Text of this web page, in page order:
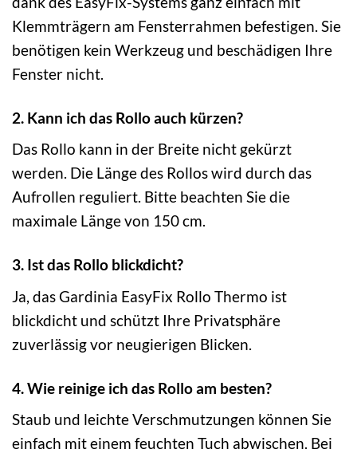
Klemmträgern am Fensterrahmen befestigen. Sie
benötigen kein Werkzeug und beschädigen Ihre
Fenster nicht.
2. Kann ich das Rollo auch kürzen?
Das Rollo kann in der Breite nicht gekürzt
werden. Die Länge des Rollos wird durch das
Aufrollen reguliert. Bitte beachten Sie die
maximale Länge von 150 cm.
3. Ist das Rollo blickdicht?
Ja, das Gardinia EasyFix Rollo Thermo ist
blickdicht und schützt Ihre Privatsphäre
zuverlässig vor neugierigen Blicken.
4. Wie reinige ich das Rollo am besten?
Staub und leichte Verschmutzungen können Sie
einfach mit einem feuchten Tuch abwischen. Bei